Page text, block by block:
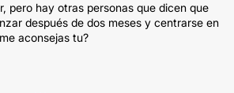
pero hay otras personas que dicen que
después de dos meses y centrarse en
aconsejas tu?